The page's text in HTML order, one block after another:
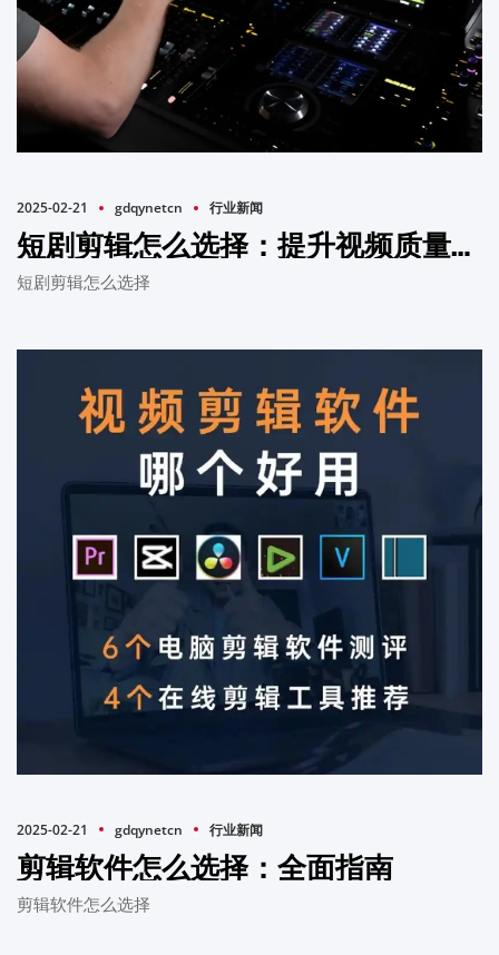
2025-02-21 gdqynetcn 行业新闻
短剧剪辑怎么选择：提升视频质量的关键
短剧剪辑怎么选择
2025-02-21 gdqynetcn 行业新闻
剪辑软件怎么选择：全面指南
剪辑软件怎么选择